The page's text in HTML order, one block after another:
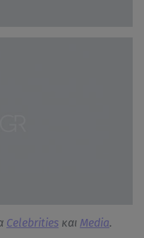
Celebrities και Media.